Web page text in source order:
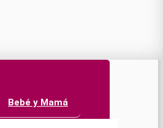
Bebé y Mamá